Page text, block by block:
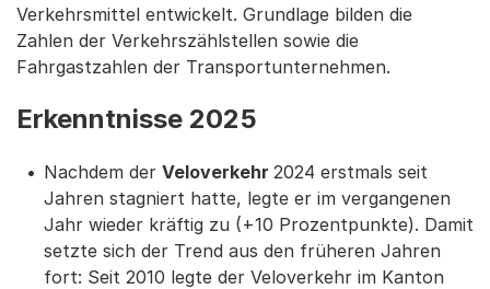
Verkehrsmittel entwickelt. Grundlage bilden die
Zahlen der Verkehrszählstellen sowie die
Fahrgastzahlen der Transportunternehmen.
Erkenntnisse 2025
Nachdem der Veloverkehr 2024 erstmals seit
Jahren stagniert hatte, legte er im vergangenen
Jahr wieder kräftig zu (+10 Prozentpunkte). Damit
setzte sich der Trend aus den früheren Jahren
fort: Seit 2010 legte der Veloverkehr im Kanton